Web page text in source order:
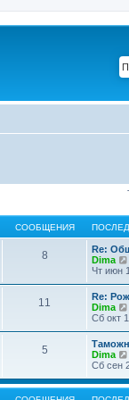
СООБЩЕНИЯ
8
Re:
Dima
Чт июн
11
Re:
Dima
Сб окт
5
Dima
Сб сен